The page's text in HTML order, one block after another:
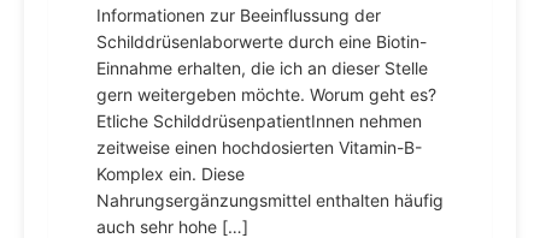
Informationen zur Beeinflussung der
Schilddrüsenlaborwerte durch eine Biotin-
Einnahme erhalten, die ich an dieser Stelle
gern weitergeben möchte. Worum geht es?
Etliche SchilddrüsenpatientInnen nehmen
zeitweise einen hochdosierten Vitamin-B-
Komplex ein. Diese
Nahrungsergänzungsmittel enthalten häufig
auch sehr hohe […]